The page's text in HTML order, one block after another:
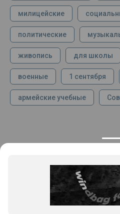
милицейские
политические
живопись для школы
военные 1 сентября
армейские учебные